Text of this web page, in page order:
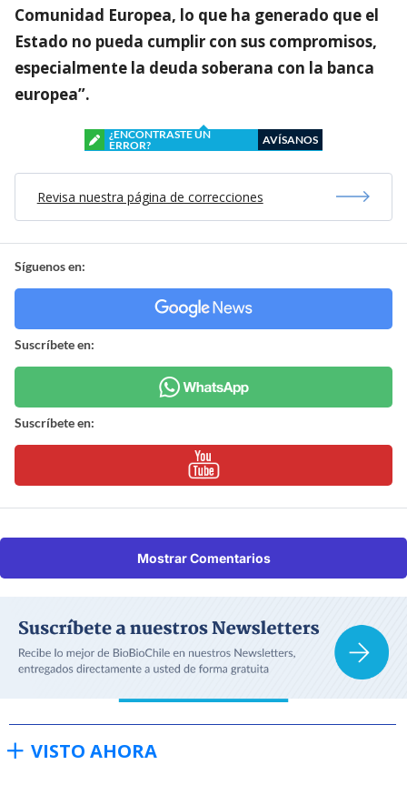
Comunidad Europea, lo que ha generado que el
Estado no pueda cumplir con sus compromisos,
especialmente la deuda soberana con la banca
europea”.
¿ENCONTRASTE UN
ERROR?
AVÍSANOS
Revisa nuestra página de correcciones
Síguenos en:
Suscríbete en:
Suscríbete en:
Mostrar Comentarios
VISTO AHORA